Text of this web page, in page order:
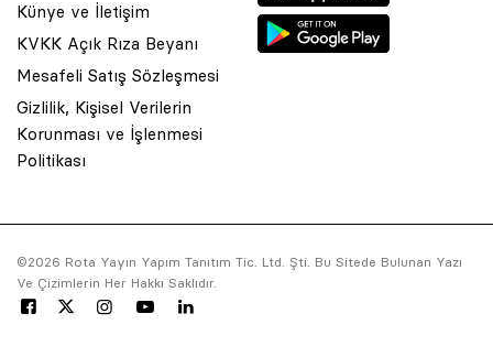
Künye ve İletişim
KVKK Açık Rıza Beyanı
Mesafeli Satış Sözleşmesi
Gizlilik, Kişisel Verilerin
Korunması ve İşlenmesi
Politikası
©2026 Rota Yayın Yapım Tanıtım Tic. Ltd. Şti. Bu Sitede Bulunan Yazı
Ve Çizimlerin Her Hakkı Saklıdır.
© 2001 Rota Yayın Yapım Tanıtım Tic. Ltd. Şti. Bu Sitede Bulunan
Asquared WordPress Agencytarafından tasarlanmış ve